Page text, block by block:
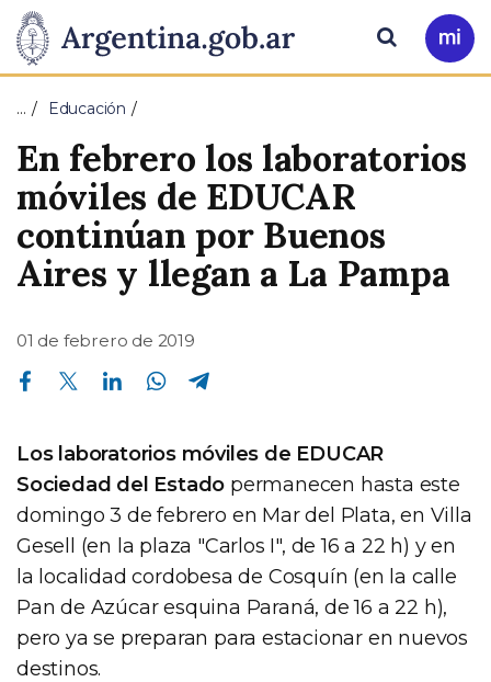
Presidencia
de
la
Nación
Pasar al contenido principal
Ir
a
Buscar
… Educación
En febrero los laboratorios
móviles de EDUCAR
continúan por Buenos
Aires y llegan a La Pampa
01 de febrero de 2019
Compartir en Facebook Compartir en Twitter Compartir en Linkedin Compartir en Whatsapp
Los laboratorios móviles de EDUCAR
Sociedad del Estado permanecen hasta este
domingo 3 de febrero en Mar del Plata, en Villa
Gesell (en la plaza "Carlos I", de 16 a 22 h) y en
la localidad cordobesa de Cosquín (en la calle
Pan de Azúcar esquina Paraná, de 16 a 22 h),
pero ya se preparan para estacionar en nuevos
destinos.